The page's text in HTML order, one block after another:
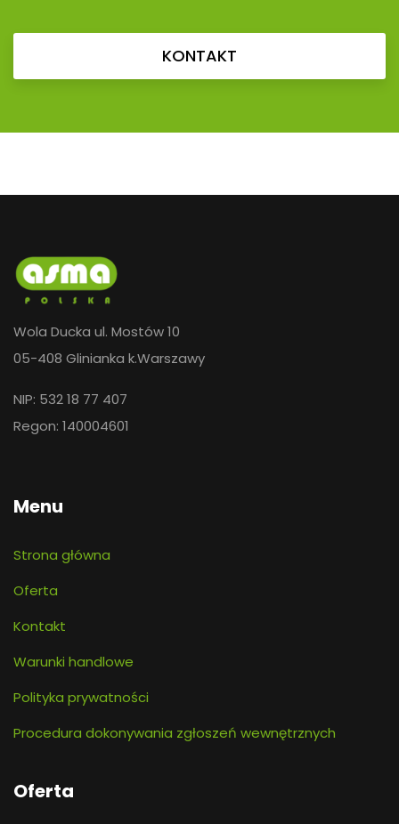
KONTAKT
Wola Ducka ul. Mostów 10
05-408 Glinianka k.Warszawy
NIP: 532 18 77 407
Regon: 140004601
Menu
Strona główna
Oferta
Kontakt
Warunki handlowe
Polityka prywatności
Procedura dokonywania zgłoszeń wewnętrznych
Oferta